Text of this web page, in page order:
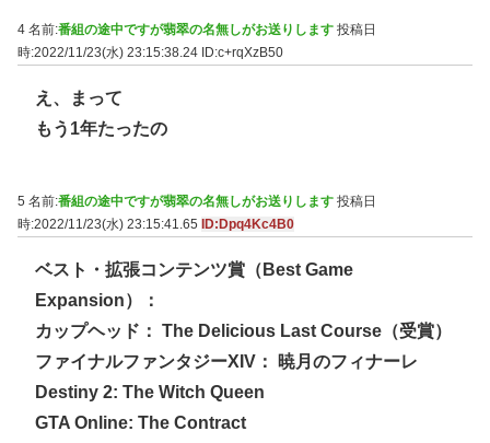
4 名前:番組の途中ですが翡翠の名無しがお送りします 投稿日
時:2022/11/23(水) 23:15:38.24 ID:c+rqXzB50
え、まって
もう1年たったの
5 名前:番組の途中ですが翡翠の名無しがお送りします 投稿日
時:2022/11/23(水) 23:15:41.65
ID:Dpq4Kc4B0
ベスト・拡張コンテンツ賞（Best Game
Expansion）：
カップヘッド： The Delicious Last Course（受賞）
ファイナルファンタジーXIV： 暁月のフィナーレ
Destiny 2: The Witch Queen
GTA Online: The Contract